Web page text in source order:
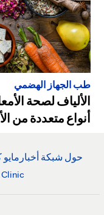
طب الجهاز الهضمي
الألياف لصحة
أنواع متعددة من
حول شبكة أخبارمايو